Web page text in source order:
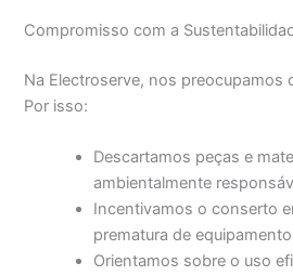
Compromisso com a
Na Electroserve, nos preocupamos
Por isso:
Descartamos peças e
ambientalmente
Incentivamos o conserto
prematura de
Orientamos sobre o uso